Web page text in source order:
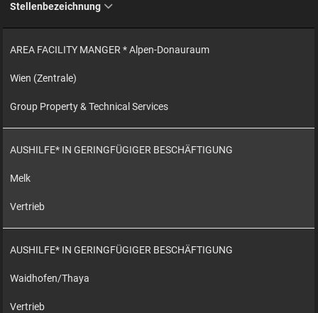
Stellenbezeichnung
AREA FACILITY MANGER * Alpen-Donauraum
Wien (Zentrale)
Group Property & Technical Services
AUSHILFE* IN GERINGFÜGIGER BESCHÄFTIGUNG
Melk
Vertrieb
AUSHILFE* IN GERINGFÜGIGER BESCHÄFTIGUNG
Waidhofen/Thaya
Vertrieb